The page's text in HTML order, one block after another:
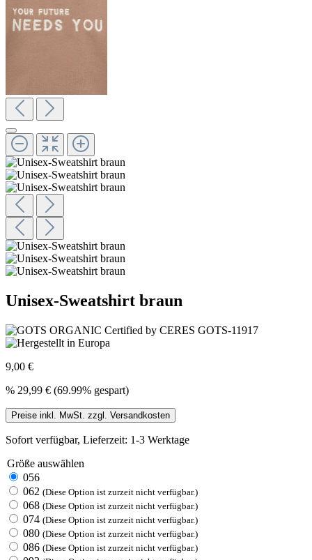
Unisex-Sweatshirt braun
9,00 €
% 29,99 € (69.99% gespart)
Preise inkl. MwSt. zzgl. Versandkosten
Sofort verfügbar, Lieferzeit: 1-3 Werktage
Größe auswählen
056
062 (Diese Option ist zurzeit nicht verfügbar.)
068 (Diese Option ist zurzeit nicht verfügbar.)
074 (Diese Option ist zurzeit nicht verfügbar.)
080 (Diese Option ist zurzeit nicht verfügbar.)
086 (Diese Option ist zurzeit nicht verfügbar.)